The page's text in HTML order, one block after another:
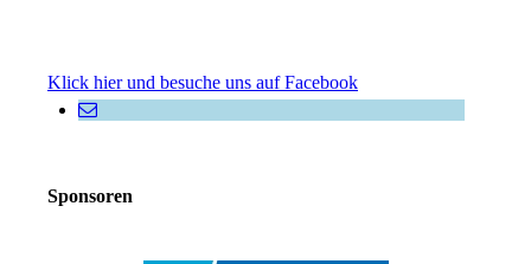
Klick hier und besuche uns auf Facebook
Sponsoren